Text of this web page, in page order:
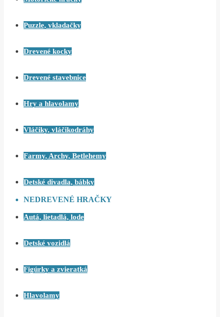
Puzzle, vkladačky
Drevené kocky
Drevené stavebnice
Hry a hlavolamy
Vláčiky, vláčikodráhy
Farmy, Archy, Betlehemy
Detské divadla, bábky
NEDREVENÉ HRAČKY
Autá, lietadlá, lode
Detské vozidlá
Figúrky a zvieratká
Hlavolamy